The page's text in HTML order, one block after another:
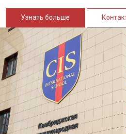
Узнать больше